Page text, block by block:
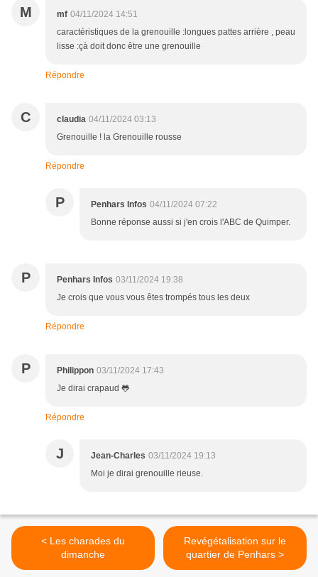
M mf 04/11/2024 14:51
caractéristiques de la grenouille :longues pattes arrière , peau
lisse :çà doit donc être une grenouille
Répondre
C claudia 04/11/2024 03:13
Grenouille ! la Grenouille rousse
Répondre
P Penhars Infos 04/11/2024 07:22
Bonne réponse aussi si j'en crois l'ABC de Quimper.
P Penhars Infos 03/11/2024 19:38
Je crois que vous vous êtes trompés tous les deux
Répondre
P Philippon 03/11/2024 17:43
Je dirai crapaud 🐸
Répondre
J Jean-Charles 03/11/2024 19:13
Moi je dirai grenouille rieuse.
< Les charades du
dimanche
Revégétalisation sur le
quartier de Penhars >